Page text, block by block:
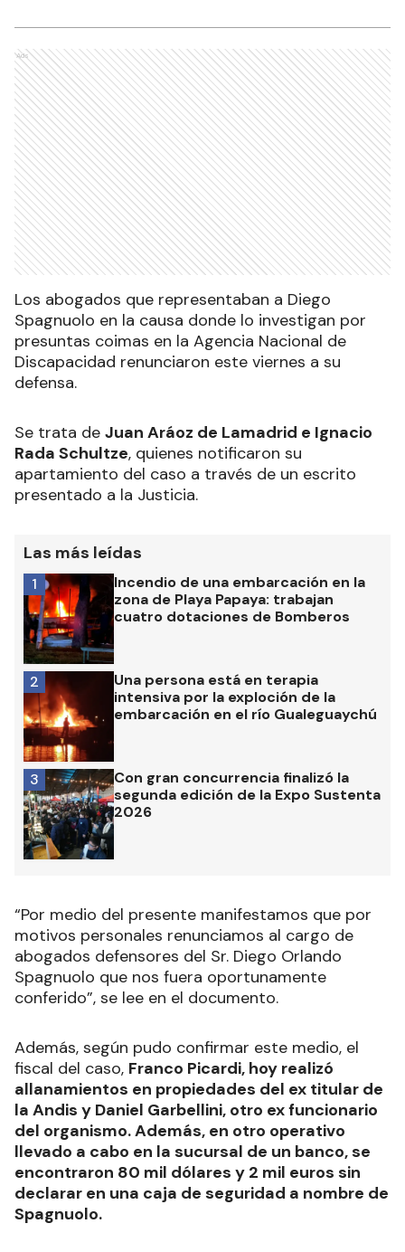
Ads
Los abogados que representaban a Diego
Spagnuolo en la causa donde lo investigan por
presuntas coimas en la Agencia Nacional de
Discapacidad renunciaron este viernes a su
defensa.
Se trata de Juan Aráoz de Lamadrid e Ignacio
Rada Schultze, quienes notificaron su
apartamiento del caso a través de un escrito
presentado a la Justicia.
Las más leídas
Incendio de una embarcación en la
zona de Playa Papaya: trabajan
cuatro dotaciones de Bomberos
1
Una persona está en terapia
intensiva por la exploción de la
embarcación en el río Gualeguaychú
2
Con gran concurrencia finalizó la
segunda edición de la Expo Sustenta
2026
3
“Por medio del presente manifestamos que por
motivos personales renunciamos al cargo de
abogados defensores del Sr. Diego Orlando
Spagnuolo que nos fuera oportunamente
conferido”, se lee en el documento.
Además, según pudo confirmar este medio, el
fiscal del caso, Franco Picardi, hoy realizó
allanamientos en propiedades del ex titular de
la Andis y Daniel Garbellini, otro ex funcionario
del organismo. Además, en otro operativo
llevado a cabo en la sucursal de un banco, se
encontraron 80 mil dólares y 2 mil euros sin
declarar en una caja de seguridad a nombre de
Spagnuolo.